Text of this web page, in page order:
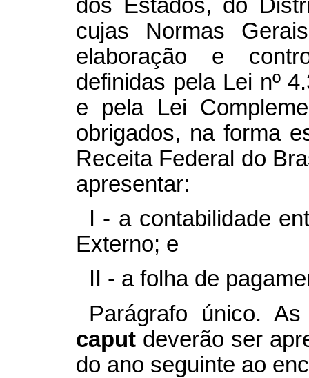
dos Estados, do
cujas Normas
elaboração e
definidas pela Lei nº
e pela Lei
obrigados, na forma
Receita Federal do
apresentar:
I - a contabilidade
Externo; e
II - a folha de
Parágrafo único.
caput deverão ser
do ano seguinte ao